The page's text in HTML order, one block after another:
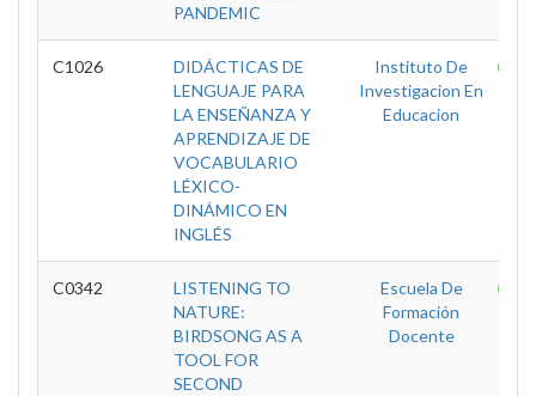
PANDEMIC
C1026
DIDÁCTICAS DE
LENGUAJE PARA
LA ENSEÑANZA Y
APRENDIZAJE DE
VOCABULARIO
LÉXICO-
DINÁMICO EN
INGLÉS
Instituto De
Investigacion En
Educacion
C0342
LISTENING TO
NATURE:
BIRDSONG AS A
TOOL FOR
SECOND
Escuela De
Formación
Docente